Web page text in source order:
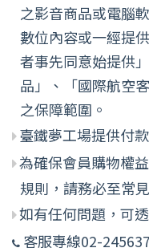
之影音商品或電腦
數位內容或一經提
者事先同意始提供
品」、「國際航空
之保障範圍。
臺鐵夢工場提供付
為確保會員購物權
規則，請務必至常
如有任何問題，可
客服專線02-